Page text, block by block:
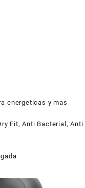
energeticas y mas
Fit, Anti Bacterial, Anti